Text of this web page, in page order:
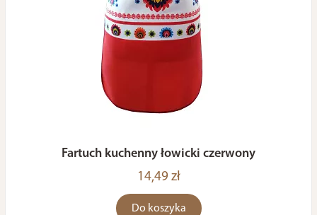
Fartuch kuchenny łowicki czerwony
14,49 zł
Do koszyka